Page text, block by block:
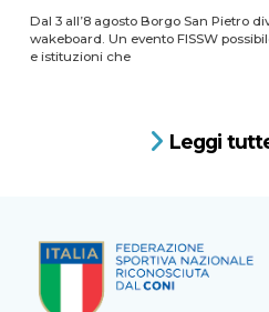
Dal 3 all’8 agosto Borgo San Pietro
wakeboard. Un evento FISSW
e istituzioni che
Leggi